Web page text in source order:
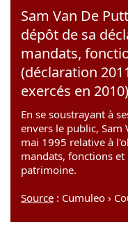
Sam Van De
dépôt de sa
mandats,
(déclaration
exercés en 2010)
En se soustrayant à
envers le public, Sam
mai 1995 relative à
mandats, fonctions
patrimoine.
Source : Cumuleo ›